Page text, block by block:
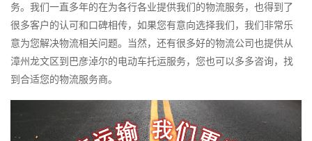
务。我们一直多年的在为各行各业提供我们的物流服务，也得到了
很多客户的认可和口碑相传，如果您有意向选择我们，我们非常乐
意为您解决物流相关问题。当然，还有很多好的物流公司也提供从
漳州龙文区到巴彦淖尔的电动车托运服务，您也可以多多咨询，找
到合适您的物流服务商。